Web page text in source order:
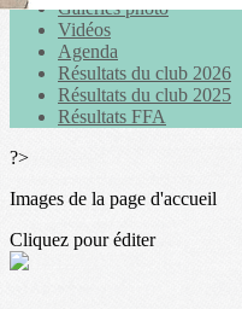
Galeries photo
Vidéos
Agenda
Résultats du club 2026
Résultats du club 2025
Résultats FFA
?>
Images de la page d'accueil
Cliquez pour éditer